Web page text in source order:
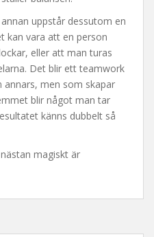
uppstår dessutom en
kan vara att en person
eller att man turas
Det blir ett teamwork
annars, men som skapar
blir något man tar
känns dubbelt så
magiskt är